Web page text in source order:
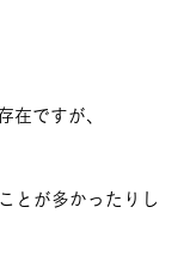
在ですが、
とが多かったりし